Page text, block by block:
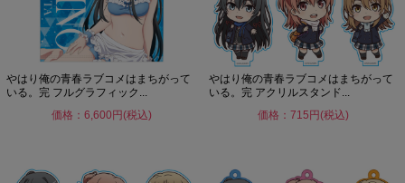
やはり俺の青春ラブコメはまちがって
いる。完 フルグラフィック...
価格：6,600円(税込)
やはり俺の青春ラブコメはまちがって
いる。完 アクリルスタンド...
価格：715円(税込)